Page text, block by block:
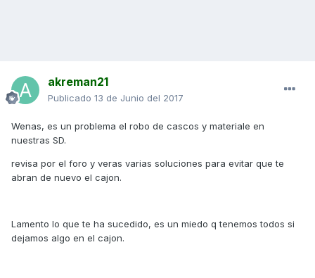
akreman21
Publicado 13 de Junio del 2017
Wenas, es un problema el robo de cascos y materiale en
nuestras SD.
revisa por el foro y veras varias soluciones para evitar que te
abran de nuevo el cajon.
Lamento lo que te ha sucedido, es un miedo q tenemos todos si
dejamos algo en el cajon.